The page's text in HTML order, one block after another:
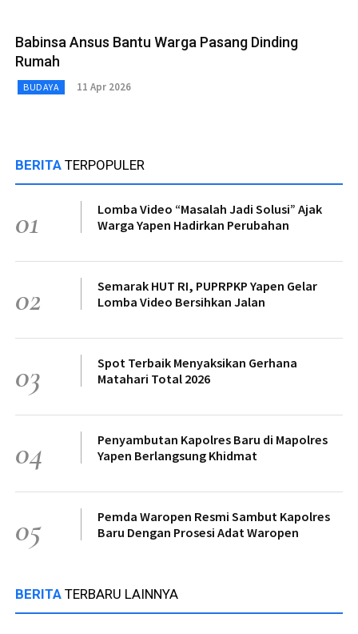
Babinsa Ansus Bantu Warga Pasang Dinding
Rumah
BUDAYA 11 Apr 2026
BERITA TERPOPULER
01
Lomba Video “Masalah Jadi Solusi” Ajak
Warga Yapen Hadirkan Perubahan
02
Semarak HUT RI, PUPRPKP Yapen Gelar
Lomba Video Bersihkan Jalan
03
Spot Terbaik Menyaksikan Gerhana
Matahari Total 2026
04
Penyambutan Kapolres Baru di Mapolres
Yapen Berlangsung Khidmat
05
Pemda Waropen Resmi Sambut Kapolres
Baru Dengan Prosesi Adat Waropen
BERITA TERBARU LAINNYA